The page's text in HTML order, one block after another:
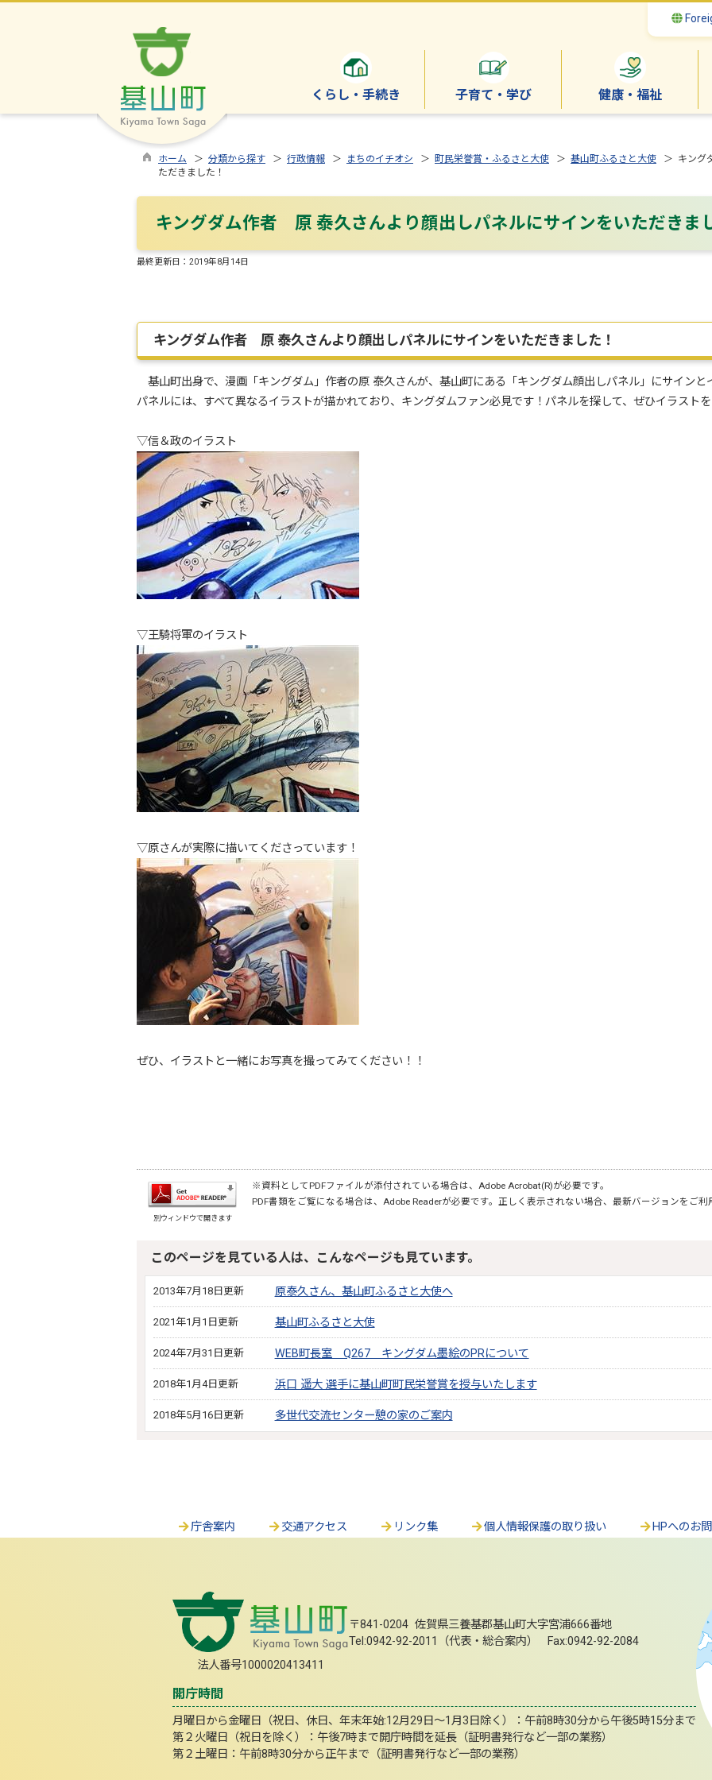
くらし・手続き 子育て・学び 健康・福祉
ホーム ＞ 分類から探す ＞ 行政情報 ＞ まちのイチオシ ＞ 町民栄誉賞・ふるさと大使 ＞ 基山町ふるさと大使 ＞ キング
ただきました！
キングダム作者 原 泰久さんより顔出しパネルにサインをいただきま
最終更新日： 2019年8月14日
キングダム作者 原 泰久さんより顔出しパネルにサインをいただきました！
基山町出身で、漫画「キングダム」作者の原 泰久さんが、基山町にある「キングダム顔出しパネル」にサインと
パネルには、すべて異なるイラストが描かれており、キングダムファン必見です！パネルを探して、ぜひイラスト
▽信＆政のイラスト
▽王騎将軍のイラスト
▽原さんが実際に描いてくださっています！
ぜひ、イラストと一緒にお写真を撮ってみてください！！
別ウィンドウで開きます
※資料としてPDFファイルが添付されている場合は、Adobe Acrobat(R)が必要です。
PDF書類をご覧になる場合は、Adobe Readerが必要です。正しく表示されない場合、最新バージョンをご利
このページを見ている人は、こんなページも見ています。
2013年7月18日更新 原泰久さん、基山町ふるさと大使へ
2021年1月1日更新 基山町ふるさと大使
2024年7月31日更新 WEB町長室 Q267 キングダム墨絵のPRについて
2018年1月4日更新 浜口 遥大 選手に基山町町民栄誉賞を授与いたします
2018年5月16日更新 多世代交流センター憩の家のご案内
庁舎案内 交通アクセス リンク集 個人情報保護の取り扱い HPへのお
法人番号1000020413411
〒841-0204 佐賀県三養基郡基山町大字宮浦666番地
Tel:0942-92-2011（代表・総合案内） Fax:0942-92-2084
開庁時間
月曜日から金曜日（祝日、休日、年末年始:12月29日～1月3日除く）：午前8時30分から午後5時15分まで
第２火曜日（祝日を除く）：午後7時まで開庁時間を延長（証明書発行など一部の業務）
第２土曜日：午前8時30分から正午まで（証明書発行など一部の業務）